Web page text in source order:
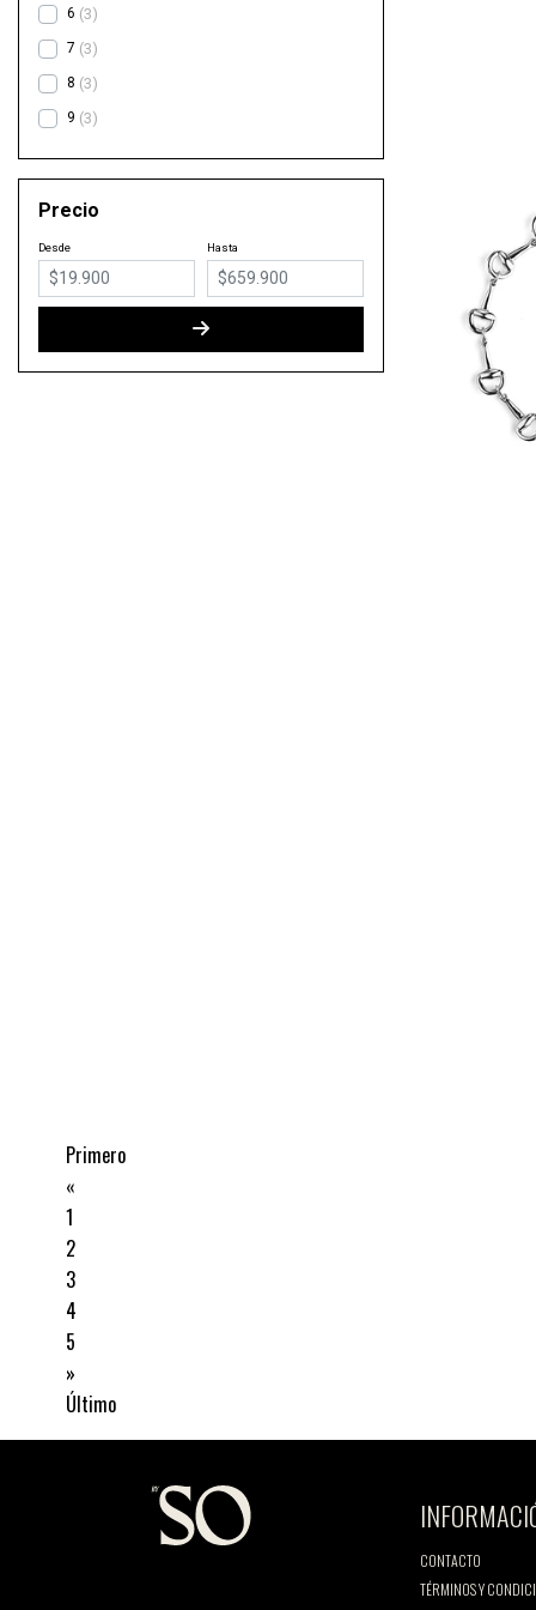
6 3
7 3
8 3
9 3
Precio
Desde Hasta
Primero
«
1
2
3
4
5
»
Último
CONTACTO
TÉRMINOS Y